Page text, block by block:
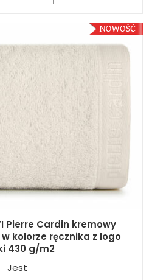
Pierre Cardin kremowy
kolorze ręcznika z logo
430 g/m2
Jest